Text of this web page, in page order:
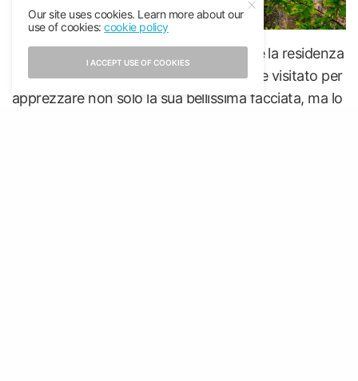
Castello di Sigulda
è datato 1878 ed è la residenza
della famiglia Kropotkin. Merita di essere visitato per
apprezzare non solo la sua bellissima facciata, ma lo
Our site uses cookies. Learn more about our
use of cookies:cookie policy
I ACCEPT USE OF COOKIES